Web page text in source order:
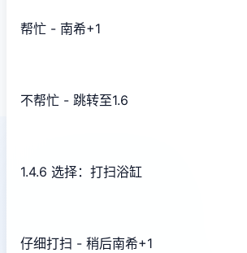
帮忙 - 南希+1
不帮忙 - 跳转至1.6
1.4.6 选择：打扫浴缸
仔细打扫 - 稍后南希+1